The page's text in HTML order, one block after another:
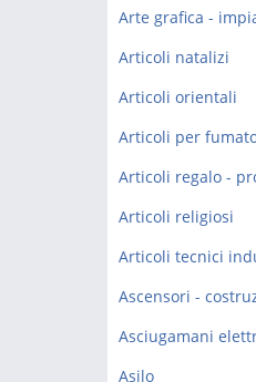
Arte grafica -
Articoli natalizi
Articoli orientali
Articoli per
Articoli regalo -
Articoli religiosi
Articoli tecnici
Ascensori -
Asciugamani
Asilo